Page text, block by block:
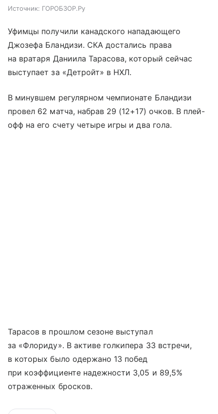
Источник: ГОРОБЗОР.Ру
Уфимцы получили канадского нападающего
Джозефа Бландизи. СКА достались права
на вратаря Даниила Тарасова, который сейчас
выступает за «Детройт» в НХЛ.
В минувшем регулярном чемпионате Бландизи
провел 62 матча, набрав 29 (12+17) очков. В плей-
офф на его счету четыре игры и два гола.
Тарасов в прошлом сезоне выступал
за «Флориду». В активе голкипера 33 встречи,
в которых было одержано 13 побед
при коэффициенте надежности 3,05 и 89,5%
отраженных бросков.